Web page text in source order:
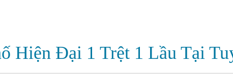
Hiện Đại 1 Trệt 1 Lầu Tại